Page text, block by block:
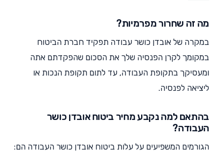
מה זה שחרור מפרמיות?
במקרה של אובדן כושר עבודה תפקיד חברת הביטוח
במקומך לקרן הפנסיה שלך את הסכום שהפקדתם אתה
ומעסיקך בתקופת העבודה, עד לתום תקופת הנכות או
ליציאה לפנסיה.
בהתאם למה נקבע מחיר ביטוח אובדן כושר
העבודה?
הגורמים המשפיעים על עלות ביטוח אובדן כושר העבודה הם: